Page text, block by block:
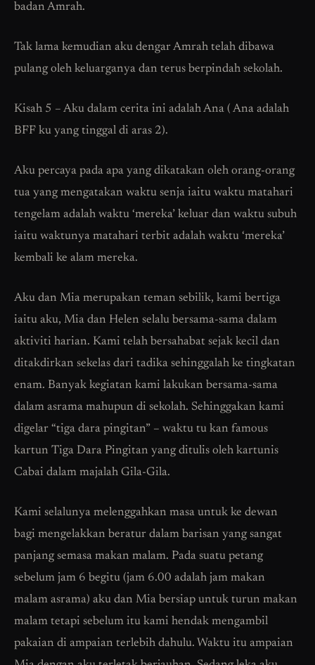
badan Amrah.
Tak lama kemudian aku dengar Amrah telah dibawa
pulang oleh keluarganya dan terus berpindah sekolah.
Kisah 5 – Aku dalam cerita ini adalah Ana ( Ana adalah
BFF ku yang tinggal di aras 2).
Aku percaya pada apa yang dikatakan oleh orang-orang
tua yang mengatakan waktu senja iaitu waktu matahari
tengelam adalah waktu ‘mereka’ keluar dan waktu subuh
iaitu waktunya matahari terbit adalah waktu ‘mereka’
kembali ke alam mereka.
Aku dan Mia merupakan teman sebilik, kami bertiga
iaitu aku, Mia dan Helen selalu bersama-sama dalam
aktiviti harian. Kami telah bersahabat sejak kecil dan
ditakdirkan sekelas dari tadika sehinggalah ke tingkatan
enam. Banyak kegiatan kami lakukan bersama-sama
dalam asrama mahupun di sekolah. Sehinggakan kami
digelar “tiga dara pingitan” – waktu tu kan famous
kartun Tiga Dara Pingitan yang ditulis oleh kartunis
Cabai dalam majalah Gila-Gila.
Kami selalunya melenggahkan masa untuk ke dewan
bagi mengelakkan beratur dalam barisan yang sangat
panjang semasa makan malam. Pada suatu petang
sebelum jam 6 begitu (jam 6.00 adalah jam makan
malam asrama) aku dan Mia bersiap untuk turun makan
malam tetapi sebelum itu kami hendak mengambil
pakaian di ampaian terlebih dahulu. Waktu itu ampaian